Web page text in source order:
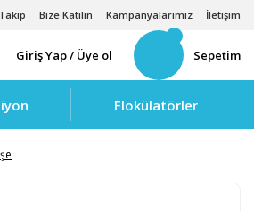
Bize Katılın Kampanyalarımız İletişim
Giriş Yap / Üye ol Sepetim
Flokülatörler